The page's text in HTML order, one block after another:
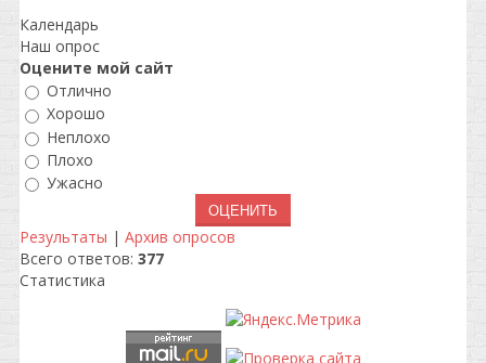
Календарь
Наш опрос
Оцените мой сайт
Отлично
Хорошо
Неплохо
Плохо
Ужасно
Результаты | Архив опросов
Всего ответов: 377
Статистика